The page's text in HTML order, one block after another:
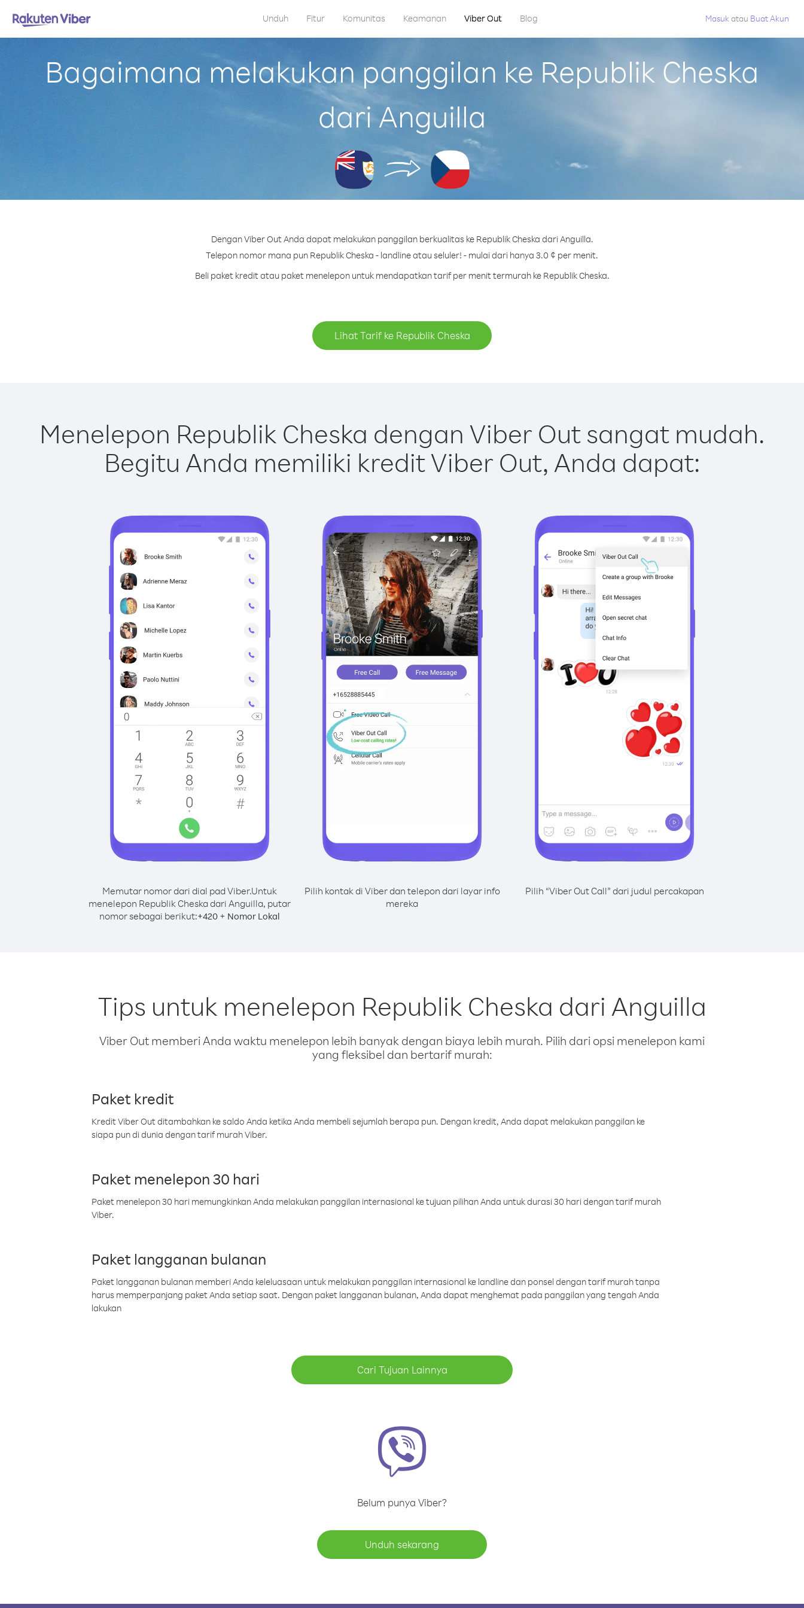
Unduh Fitur Komunitas Keamanan Viber Out Blog Masuk atau Buat Akun
Bagaimana melakukan panggilan ke Republik Cheska
dari Anguilla
Dengan Viber Out Anda dapat melakukan panggilan berkualitas ke Republik Cheska dari Anguilla.
Telepon nomor mana pun Republik Cheska - landline atau seluler! - mulai dari hanya 3.0 ¢ per menit.
Beli paket kredit atau paket menelepon untuk mendapatkan tarif per menit termurah ke Republik Cheska.
Lihat Tarif ke Republik Cheska
Menelepon Republik Cheska dengan Viber Out sangat mudah.
Begitu Anda memiliki kredit Viber Out, Anda dapat:
Memutar nomor dari dial pad Viber.Untuk
menelepon Republik Cheska dari Anguilla, putar
nomor sebagai berikut:+420 + Nomor Lokal
Pilih kontak di Viber dan telepon dari layar info
mereka
Pilih “Viber Out Call” dari judul percakapan
Tips untuk menelepon Republik Cheska dari Anguilla
Viber Out memberi Anda waktu menelepon lebih banyak dengan biaya lebih murah. Pilih dari opsi menelepon kami
yang fleksibel dan bertarif murah:
Paket kredit
Kredit Viber Out ditambahkan ke saldo Anda ketika Anda membeli sejumlah berapa pun. Dengan kredit, Anda dapat melakukan panggilan ke
siapa pun di dunia dengan tarif murah Viber.
Paket menelepon 30 hari
Paket menelepon 30 hari memungkinkan Anda melakukan panggilan internasional ke tujuan pilihan Anda untuk durasi 30 hari dengan tarif murah
Viber.
Paket langganan bulanan
Paket langganan bulanan memberi Anda keleluasaan untuk melakukan panggilan internasional ke landline dan ponsel dengan tarif murah tanpa
harus memperpanjang paket Anda setiap saat. Dengan paket langganan bulanan, Anda dapat menghemat pada panggilan yang tengah Anda
lakukan
Cari Tujuan Lainnya
Belum punya Viber?
Unduh sekarang